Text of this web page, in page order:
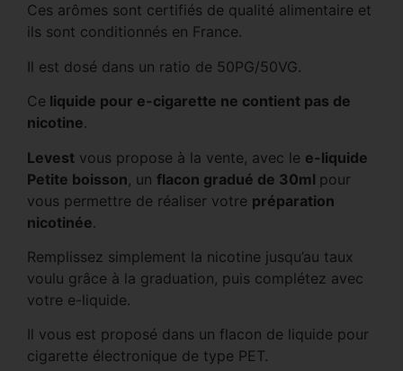
Ces arômes sont certifiés de qualité alimentaire et
ils sont conditionnés en France.
Il est dosé dans un ratio de 50PG/50VG.
Ce liquide pour e-cigarette ne contient pas de
nicotine.
Levest vous propose à la vente, avec le e-liquide
Petite boisson, un flacon gradué de 30ml pour
vous permettre de réaliser votre préparation
nicotinée.
Remplissez simplement la nicotine jusqu’au taux
voulu grâce à la graduation, puis complétez avec
votre e-liquide.
Il vous est proposé dans un flacon de liquide pour
cigarette électronique de type PET.